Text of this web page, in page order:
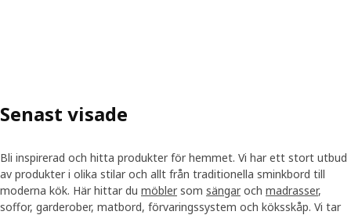
Senast visade
Bli inspirerad och hitta produkter för hemmet. Vi har ett stort utbud
av produkter i olika stilar och allt från traditionella sminkbord till
moderna kök. Här hittar du möbler som sängar och madrasser,
soffor, garderober, matbord, förvaringssystem och köksskåp. Vi tar